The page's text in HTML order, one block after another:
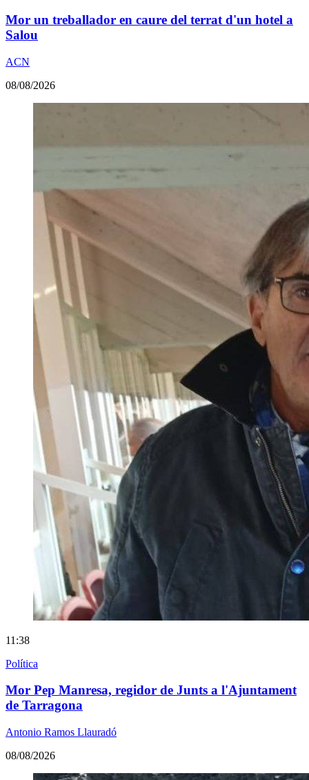
Mor un treballador en caure del terrat d'un hotel a
Salou
ACN
08/08/2026
11:38
Política
Mor Pep Manresa, regidor de Junts a l'Ajuntament
de Tarragona
Antonio Ramos Llauradó
08/08/2026